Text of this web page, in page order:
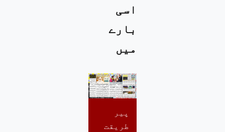
اسی
بارے
میں
پیر
طریقت